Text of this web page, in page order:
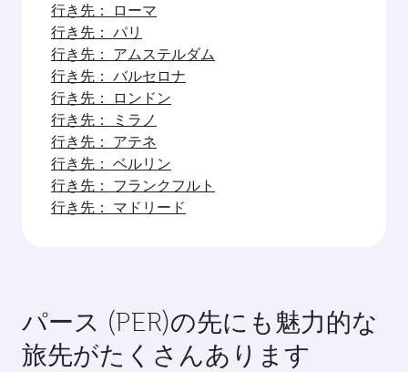
行き先： ローマ
行き先： パリ
行き先： アムステルダム
行き先： バルセロナ
行き先： ロンドン
行き先： ミラノ
行き先： アテネ
行き先： ベルリン
行き先： フランクフルト
行き先： マドリード
パース (PER)の先にも魅力的な
旅先がたくさんあります